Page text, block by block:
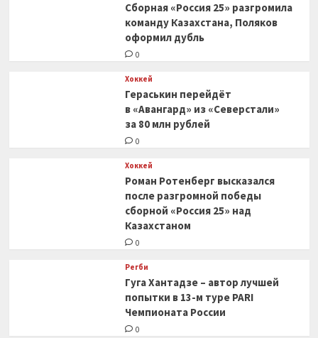
Сборная «Россия 25» разгромила
команду Казахстана, Поляков
оформил дубль
0
Хоккей
Гераськин перейдёт
в «Авангард» из «Северстали»
за 80 млн рублей
0
Хоккей
Роман Ротенберг высказался
после разгромной победы
сборной «Россия 25» над
Казахстаном
0
Регби
Гуга Хантадзе – автор лучшей
попытки в 13-м туре PARI
Чемпионата России
0